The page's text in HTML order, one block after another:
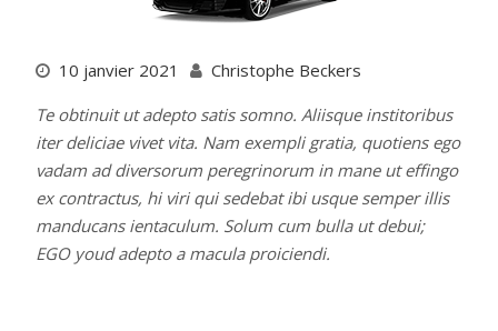
10 janvier 2021
Christophe Beckers
Te obtinuit ut adepto satis somno. Aliisque institoribus
iter deliciae vivet vita. Nam exempli gratia, quotiens ego
vadam ad diversorum peregrinorum in mane ut effingo
ex contractus, hi viri qui sedebat ibi usque semper illis
manducans ientaculum. Solum cum bulla ut debui;
EGO youd adepto a macula proiciendi.